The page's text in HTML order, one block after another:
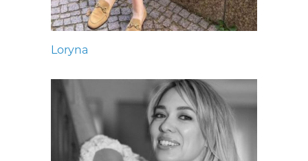
Loryna